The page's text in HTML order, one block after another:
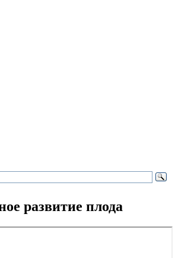
развитие плода